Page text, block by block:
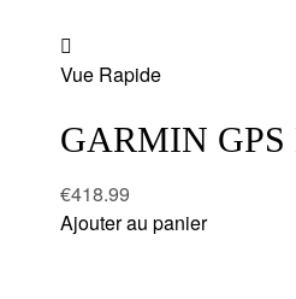
to
Vue Rapide
GARMIN GPS
€418.99
Ajouter au panier